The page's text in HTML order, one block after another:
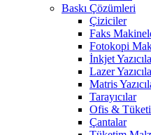
Baskı Çözümleri
Çiziciler
Faks
Fotokopi
İnkjet
Lazer
Matris
Tarayıcılar
Ofis &
Çantalar